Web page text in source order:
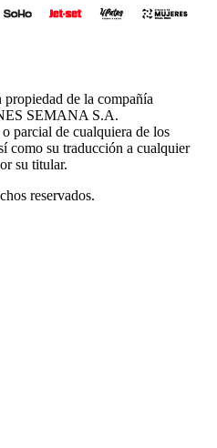
propiedad de la compañía
SEMANA S.A.
parcial de cualquiera de los
como su traducción a cualquier
su titular.
reservados.